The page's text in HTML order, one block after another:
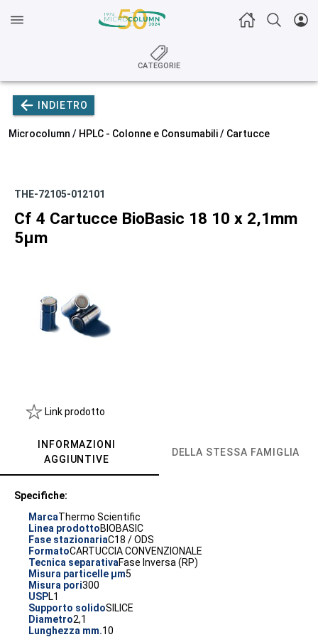
CATEGORIE
INDIETRO
Microcolumn / HPLC - Colonne e Consumabili/ Cartucce
THE-72105-012101
Cf 4 Cartucce BioBasic 18 10 x 2,1mm
5µm
Link prodotto
INFORMAZIONI
AGGIUNTIVE
DELLA STESSA FAMIGLIA
Specifiche:
MarcaThermo Scientific
Linea prodottoBIOBASIC
Fase stazionariaC18 / ODS
FormatoCARTUCCIA CONVENZIONALE
Tecnica separativaFase Inversa (RP)
Misura particelle µm5
Misura pori300
USPL1
Supporto solidoSILICE
Diametro2,1
Lunghezza mm.10